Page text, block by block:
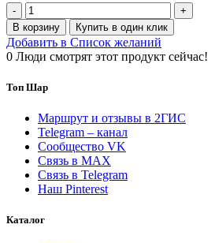
Количество
товара
Шары
на
выписку
метрикой
нежность"
В корзину Купить в один клик
Добавить в Список желаний
0 Люди смотрят этот продукт сейчас!
Топ Шар
Маршрут и отзывы в 2ГИС
Telegram – канал
Сообщество VK
Связь в MAX
Связь в Telegram
Наш Pinterest
Каталог